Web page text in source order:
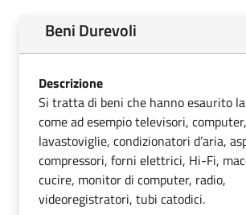
Beni Durevoli
Descrizione
Si tratta di beni che hanno esaurito
come ad esempio televisori,
lavastoviglie, condizionatori d’aria,
compressori, forni elettrici, Hi-Fi,
cucire, monitor di computer, radio,
videoregistratori, tubi catodici.